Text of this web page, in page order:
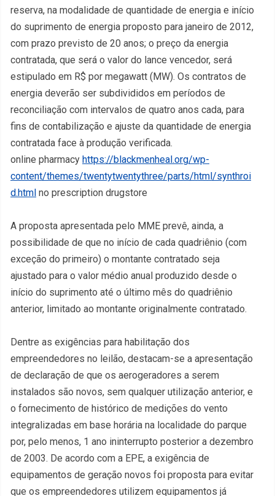
reserva, na modalidade de quantidade de energia e início
do suprimento de energia proposto para janeiro de 2012,
com prazo previsto de 20 anos; o preço da energia
contratada, que será o valor do lance vencedor, será
estipulado em R$ por megawatt (MW). Os contratos de
energia deverão ser subdivididos em períodos de
reconciliação com intervalos de quatro anos cada, para
fins de contabilização e ajuste da quantidade de energia
contratada face à produção verificada.
online pharmacy https://blackmenheal.org/wp-
content/themes/twentytwentythree/parts/html/synthroi
d.html no prescription drugstore
A proposta apresentada pelo MME prevê, ainda, a
possibilidade de que no início de cada quadriênio (com
exceção do primeiro) o montante contratado seja
ajustado para o valor médio anual produzido desde o
início do suprimento até o último mês do quadriênio
anterior, limitado ao montante originalmente contratado.
Dentre as exigências para habilitação dos
empreendedores no leilão, destacam-se a apresentação
de declaração de que os aerogeradores a serem
instalados são novos, sem qualquer utilização anterior, e
o fornecimento de histórico de medições do vento
integralizadas em base horária na localidade do parque
por, pelo menos, 1 ano ininterrupto posterior a dezembro
de 2003. De acordo com a EPE, a exigência de
equipamentos de geração novos foi proposta para evitar
que os empreendedores utilizem equipamentos já